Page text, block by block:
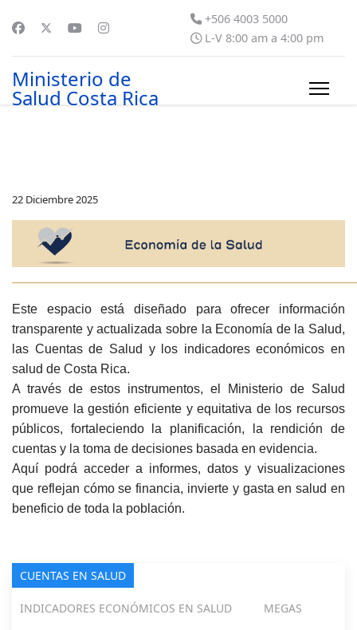
+506 4003 5000
L-V 8:00 am a 4:00 pm
Ministerio de
Salud Costa Rica
22 Diciembre 2025
Este espacio está diseñado para ofrecer información
transparente y actualizada sobre la Economía de la Salud,
las Cuentas de Salud y los indicadores económicos en
salud de Costa Rica.
A través de estos instrumentos, el Ministerio de Salud
promueve la gestión eficiente y equitativa de los recursos
públicos, fortaleciendo la planificación, la rendición de
cuentas y la toma de decisiones basada en evidencia.
Aquí podrá acceder a informes, datos y visualizaciones
que reflejan cómo se financia, invierte y gasta en salud en
beneficio de toda la población.
CUENTAS EN SALUD
INDICADORES ECONÓMICOS EN SALUD MEGAS